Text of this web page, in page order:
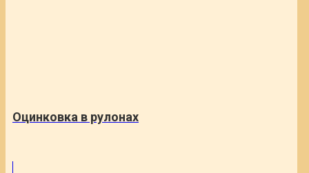
Оцинковка в рулонах